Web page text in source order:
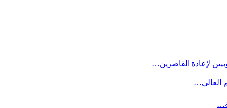
لإعادة القاصرين…
العالي…